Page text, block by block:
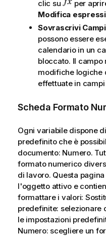
clic su
per
Modifica
Sovrascrivi
possono essere
calendario in un
bloccato. Il
modifiche logiche
effettuate in
Scheda Formato
Ogni variabile dispone
predefinito che è
documento: Numero.
formato numerico
di lavoro. Questa
l'oggetto attivo e
formattare i valori:
predefinite: selezionare
le impostazioni
Numero: scegliere un